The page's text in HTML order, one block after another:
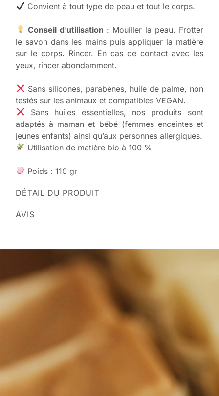
Convient à tout type de peau et tout le corps.
Conseil d’utilisation : Mouiller la peau. Frotter
le savon dans les mains puis appliquer la matière
sur le corps. Rincer. En cas de contact avec les
yeux, rincer abondamment.
Sans silicones, parabènes, huile de palme, non
testés sur les animaux et compatibles VEGAN.
Sans huiles essentielles, nos produits sont
adaptés à maman et bébé (femmes enceintes et
jeunes enfants) ainsi qu’aux personnes allergiques.
Utilisation de matière bio à 100 %
Poids : 110 gr
DÉTAIL DU PRODUIT
AVIS